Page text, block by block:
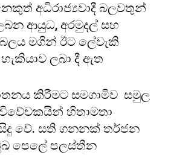
අධිරාජ්‍යවාදී බලවතුන්
ආයුධ, අරමුදල් සහ
මගින් ඊට ලේවැකි
ලබා දී ඇත
කිරීමට සමගාමීව සමුල
හිතාමතා
වේ. සති ගනනක් තර්ජන
පෙලේ පලස්තීන